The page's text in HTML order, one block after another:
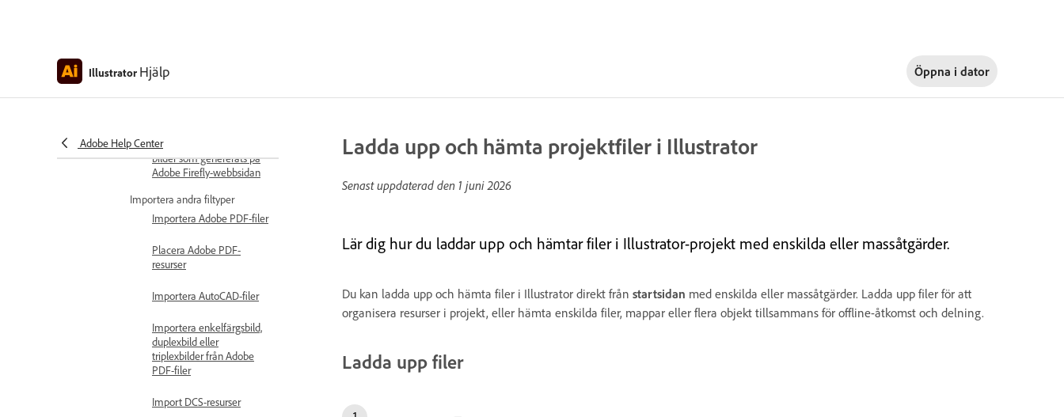
Illustrator Hjälp Öppna i dator
Adobe Help Center
Illustrator
Importalternativ för
Montera och redigera
bilder som genererats på
Adobe Firefly-webbsidan
Importera andra filtyper
Importera Adobe PDF-filer
Placera Adobe PDF-
resurser
Importera AutoCAD-filer
Importera enkelfärgsbild,
duplexbild eller
triplexbilder från Adobe
PDF-filer
Import DCS-resurser
Ladda upp och hämta projektfiler i Illustrator
Senast uppdaterad den 1 juni 2026
Lär dig hur du laddar upp och hämtar filer i Illustrator-projekt med enskilda eller massåtgärder.
Du kan ladda upp och hämta filer i Illustrator direkt från startsidan med enskilda eller massåtgärder. Ladda upp filer för att
organisera resurser i projekt, eller hämta enskilda filer, mappar eller flera objekt tillsammans för offline-åtkomst och delning.
Ladda upp filer